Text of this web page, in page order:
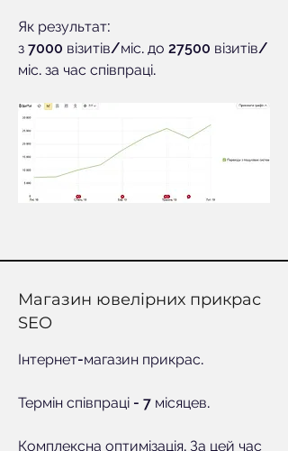
Як результат:
з 7000 візитів/міс. до 27500 візитів/
міс. за час співпраці.
Магазин ювелірних прикрас
SEO
Інтернет-магазин прикрас.
Термін співпраці - 7 місяцев.
Комплексна оптимізація. За цей час